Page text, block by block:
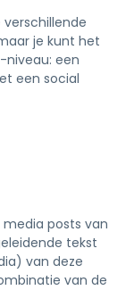
je kunt het
een
een social
posts van
tekst
van deze
van de